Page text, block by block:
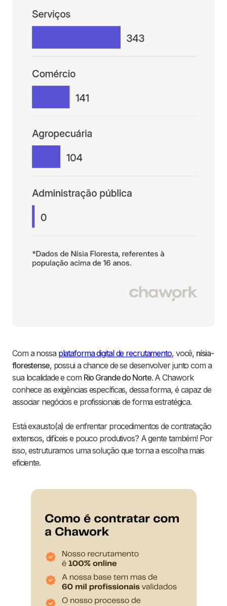
Com a nossa plataforma digital de recrutamento, você, nísia-
florestense, possui a chance de se desenvolver junto com a
sua localidade e com Rio Grande do Norte. A Chawork
conhece as exigências específicas, dessa forma, é capaz de
associar negócios e profissionais de forma estratégica.
Está exausto(a) de enfrentar procedimentos de contratação
extensos, difíceis e pouco produtivos? A gente também! Por
isso, estruturamos uma solução que torna a escolha mais
eficiente.